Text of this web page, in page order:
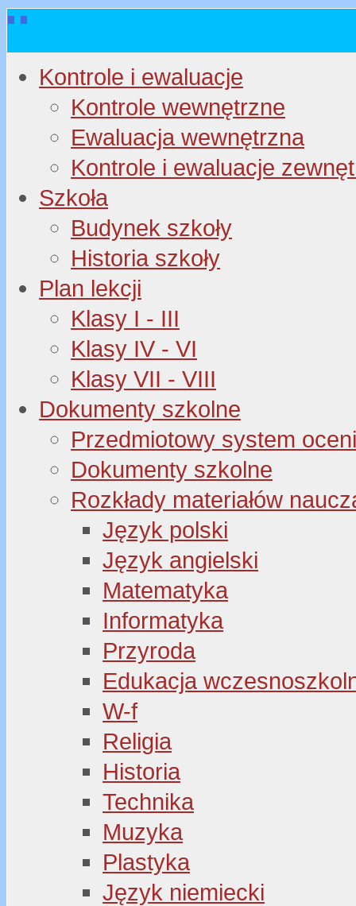
Kontrole i ewaluacje
Kontrole wewnętrzne
Ewaluacja wewnętrzna
Kontrole i ewaluacje
Szkoła
Budynek szkoły
Historia szkoły
Plan lekcji
Klasy I - III
Klasy IV - VI
Klasy VII - VIII
Dokumenty szkolne
Przedmiotowy system
Dokumenty szkolne
Rozkłady materiałów
Język polski
Język angielski
Matematyka
Informatyka
Przyroda
Edukacja
W-f
Religia
Historia
Technika
Muzyka
Plastyka
Język niemiecki